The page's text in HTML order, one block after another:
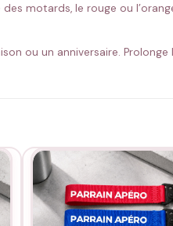
des motards, le rouge ou
ou un anniversaire. Prolonge